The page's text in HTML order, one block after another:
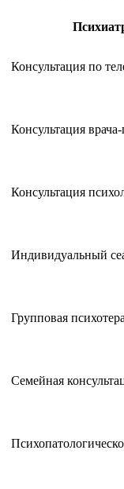
Консультация по
Консультация
Консультация
Индивидуальный
Групповая
Семейная